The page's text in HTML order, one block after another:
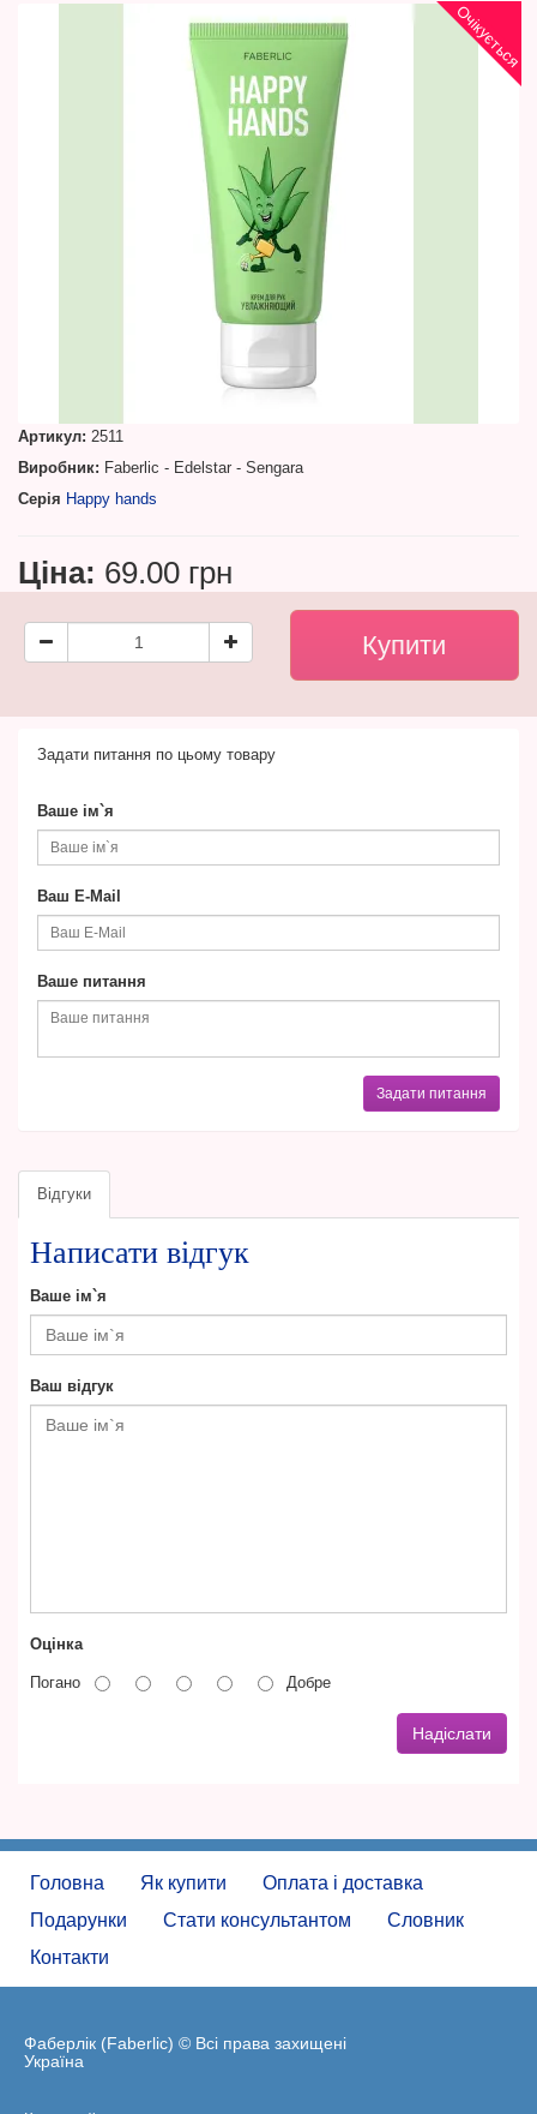
Очікується
Артикул: 2511
Виробник: Faberlic - Edelstar - Sengara
Серія Happy hands
Ціна: 69.00 грн
Задати питання по цьому товару
Ваше ім`я
Ваш E-Mail
Ваше питання
Задати питання
Відгуки
Написати відгук
Ваше ім`я
Ваш відгук
Оцінка
Погано Добре
Надіслати
Головна Як купити
Оплата і доставка
Подарунки
Стати консультантом
Словник
Контакти
Фаберлік (Faberlic) © Всі права захищені
Україна